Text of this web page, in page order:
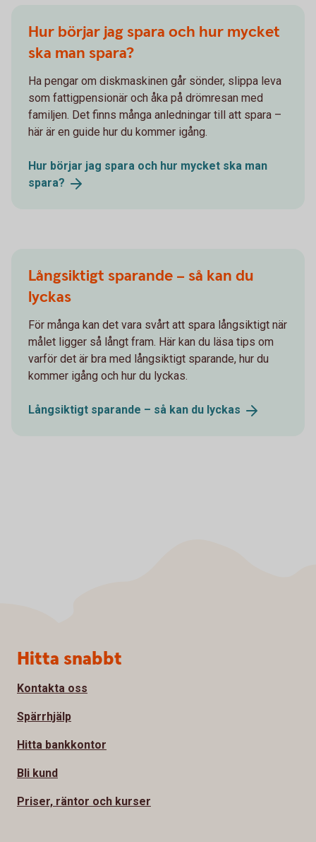
Hur börjar jag spara och hur mycket
ska man spara?
Ha pengar om diskmaskinen går sönder, slippa leva
som fattigpensionär och åka på drömresan med
familjen. Det finns många anledningar till att spara –
här är en guide hur du kommer igång.
Hur börjar jag spara och hur mycket ska man
spara?
Långsiktigt sparande – så kan du
lyckas
För många kan det vara svårt att spara långsiktigt när
målet ligger så långt fram. Här kan du läsa tips om
varför det är bra med långsiktigt sparande, hur du
kommer igång och hur du lyckas.
Långsiktigt sparande – så kan du lyckas
Sidfot
Hitta snabbt
Kontakta oss
Spärrhjälp
Hitta bankkontor
Bli kund
Priser, räntor och kurser